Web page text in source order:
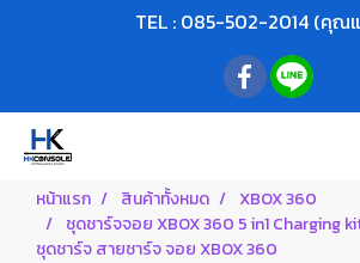
TEL : 085-502-2014 (คุณ
หน้าแรก สินค้าทั้งหมด
XBOX 360
ชุดชาร์จจอย XBOX 360 5 in1 Charging
ชุดชาร์จ สายชาร์จ จอย XBOX 360